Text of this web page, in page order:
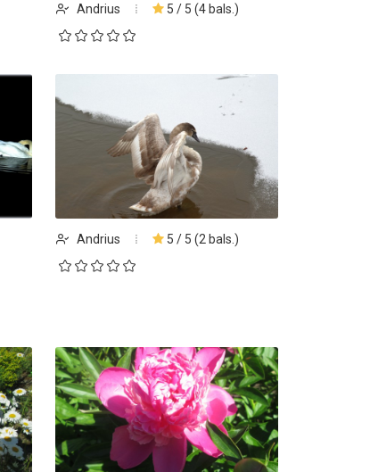
Registracija į eitynes
Andrius 5 / 5 (4 bals.)
Andrius 5 / 5 (2 bals.)